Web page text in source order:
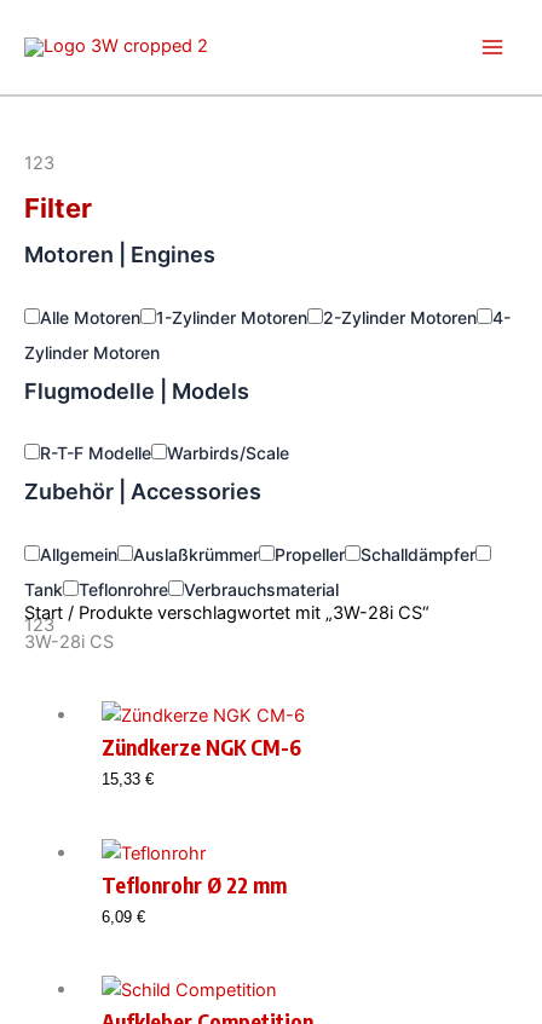
Inhalt
123
Filter
Motoren | Engines
Alle Motoren 1-Zylinder Motoren 2-Zylinder Motoren
4-
Zylinder Motoren
Flugmodelle | Models
R-T-F Modelle Warbirds/Scale
Zubehör | Accessories
Allgemein Auslaßkrümmer Propeller
Schalldämpfer
Tank
Teflonrohre Verbrauchsmaterial
123
Start / Produkte verschlagwortet mit „3W-28i CS“
3W-28i CS
Zündkerze NGK CM-6
15,33 €
Teflonrohr Ø 22 mm
6,09 €